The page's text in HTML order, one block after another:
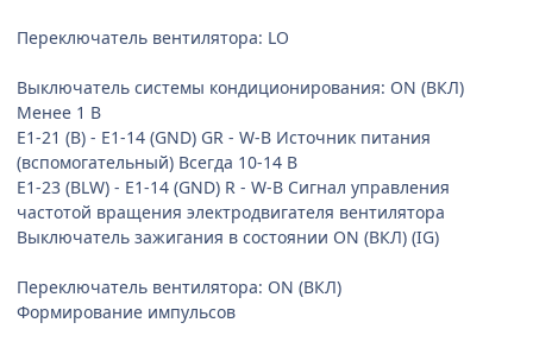
Переключатель вентилятора: LO
Выключатель системы кондиционирования: ON (ВКЛ)
Менее 1 В
E1-21 (B) - E1-14 (GND) GR - W-B Источник питания
(вспомогательный) Всегда 10-14 В
E1-23 (BLW) - E1-14 (GND) R - W-B Сигнал управления
частотой вращения электродвигателя вентилятора
Выключатель зажигания в состоянии ON (ВКЛ) (IG)
Переключатель вентилятора: ON (ВКЛ)
Формирование импульсов